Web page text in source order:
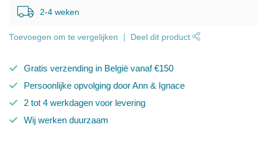
2-4 weken
Toevoegen om te vergelijken Deel dit product
Gratis verzending in België vanaf €150
Persoonlijke opvolging door Ann & Ignace
2 tot 4 werkdagen voor levering
Wij werken duurzaam